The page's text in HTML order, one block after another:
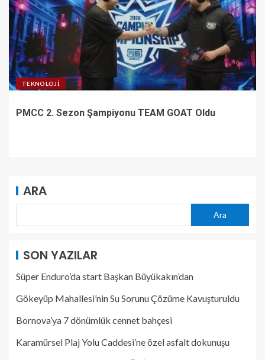
TEKNOLOJI
PMCC 2. Sezon Şampiyonu TEAM GOAT Oldu
ARA
Ara
SON YAZILAR
Süper Enduro’da start Başkan Büyükakın’dan
Gökeyüp Mahallesi’nin Su Sorunu Çözüme Kavuşturuldu
Bornova’ya 7 dönümlük cennet bahçesi
Karamürsel Plaj Yolu Caddesi’ne özel asfalt dokunuşu